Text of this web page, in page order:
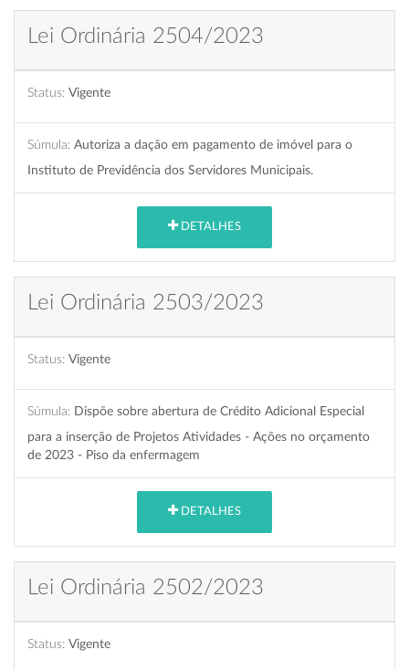
Lei Ordinária 2504/2023
Status: Vigente
Súmula: Autoriza a dação em pagamento de imóvel para o
Instituto de Previdência dos Servidores Municipais.
DETALHES
Lei Ordinária 2503/2023
Status: Vigente
Súmula: Dispõe sobre abertura de Crédito Adicional Especial
para a inserção de Projetos Atividades - Ações no orçamento
de 2023 - Piso da enfermagem
DETALHES
Lei Ordinária 2502/2023
Status: Vigente